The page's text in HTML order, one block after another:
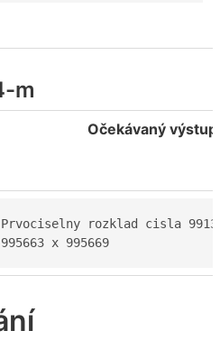
m
Očekávaný výstup
Prvociselny rozklad cisla
995663 x 995669